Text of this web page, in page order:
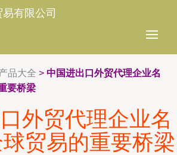
有限公司
品大全 > 中国进出口外贸代理企业名
要桥梁
外贸代理企业名
贸易的重要桥梁